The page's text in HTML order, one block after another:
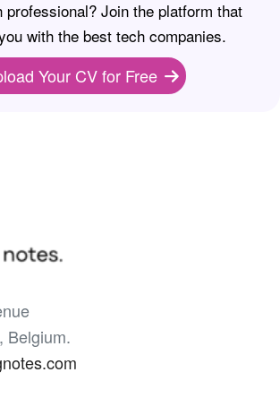
professional? Join the platform that
with the best tech companies.
Your CV for Free
Belgium.